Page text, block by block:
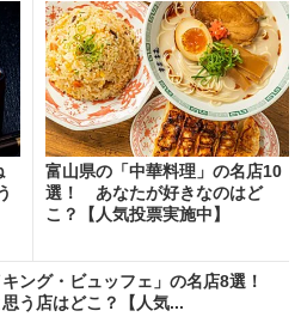
富山県の「中華料理」の名店10
選！ あなたが好きなのはど
こ？【人気投票実施中】
ング・ビュッフェ」の名店8選！
う店はどこ？【人気...